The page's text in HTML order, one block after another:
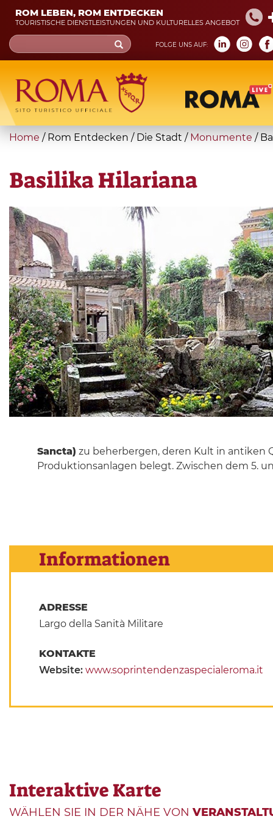
Skip
main
content
ROM LEBEN, ROM ENTDECKEN
TOURISTISCHE DIENSTLEISTUNGEN UND KULTURELLES ANGEBOT
FOLGE UNS AUF:
Search
form
Suche
You
here
Home / Rom Entdecken / Die Stadt / Monumente /
Basilika Hilariana
Sancta) zu beherbergen, deren Kult in antiken
Produktionsanlagen belegt. Zwischen dem 5.
Informationen
ADRESSE
Largo della Sanità Militare
KONTAKTE
Website: www.soprintendenzaspecialeroma.it
Interaktive Karte
WÄHLEN SIE IN DER NÄHE VON